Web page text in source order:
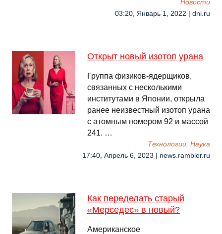
Новости
03:20, Январь 1, 2022 | dni.ru
Открыт новый изотоп урана
Группа физиков-ядерщиков,
связанных с несколькими
институтами в Японии, открыла
ранее неизвестный изотоп урана
с атомным номером 92 и массой
241. …
Технологии, Наука
17:40, Апрель 6, 2023 | news.rambler.ru
Как переделать старый
«Мерседес» в новый?
Американское